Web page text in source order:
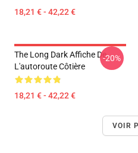
18,21 € - 42,22 €
The Long Dark Affiche De
L'autoroute Côtière
18,21 € - 42,22 €
-20%
VOIR